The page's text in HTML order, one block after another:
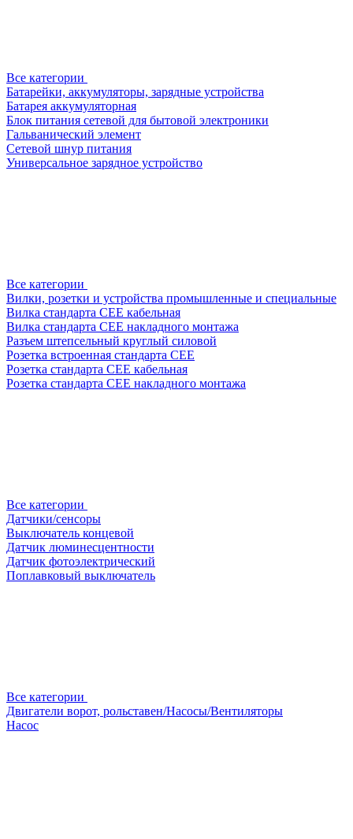
Все категории
Батарейки, аккумуляторы, зарядные устройства
Батарея аккумуляторная
Блок питания сетевой для бытовой электроники
Гальванический элемент
Сетевой шнур питания
Универсальное зарядное устройство
Все категории
Вилки, розетки и устройства промышленные и специальные
Вилка стандарта CEE кабельная
Вилка стандарта CEE накладного монтажа
Разъем штепсельный круглый силовой
Розетка встроенная стандарта CEE
Розетка стандарта СЕЕ кабельная
Розетка стандарта СЕЕ накладного монтажа
Все категории
Датчики/сенсоры
Выключатель концевой
Датчик люминесцентности
Датчик фотоэлектрический
Поплавковый выключатель
Все категории
Двигатели ворот, рольставен/Насосы/Вентиляторы
Насос